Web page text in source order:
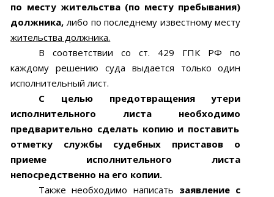
по месту жительства (по месту пребывания)
должника, либо по последнему известному месту
жительства должника.
В соответствии со ст. 429 ГПК РФ по
каждому решению суда выдается только один
исполнительный лист.
С целью предотвращения утери
исполнительного листа необходимо
предварительно сделать копию и поставить
отметку службы судебных
приставов о
приеме исполнительного листа
непосредственно на его копии.
Также необходимо написать заявление с